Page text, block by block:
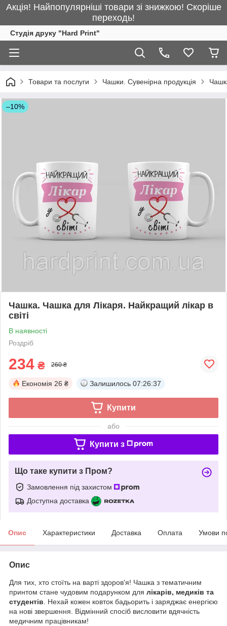
Акція! Найпопулярніші товари зі знижкою! Скоріше
переходь!
Студія друку "Hard Print"
Товари та послуги Чашки. Сувенірна продукція
–10%
Чашка. Чашка для Лікаря. Найкращий лікар в
світі
В наявності
Роздріб
234 ₴ 260 ₴
Економія 26 ₴ Залишилось 07:26:37
Купити
або
Купити з
Що таке купити з Пром?
Замовлення під захистом
Доступна доставка
Опис Характеристики Доставка Оплата Умови
Опис
Для тих, хто стоїть на варті здоров'я! Чашка з тематичним
принтом стане чудовим подарунком для лікарів, медиків та
студентів . Нехай кожен ковток бадьорить і заряджає енергією
на нові звершення. Відмінний спосіб висловити вдячність
медичним працівникам!